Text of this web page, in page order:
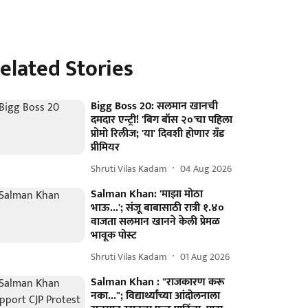
Stories
Bigg Boss 20: सलमान खानची
दमदार एन्ट्री! 'बिग बॉस २०'चा पहिला
प्रोमो रिलीज; 'या' दिवशी होणार ग्रँड
प्रीमियर
Shruti Vilas Kadam 04 Aug 2026
Salman Khan: 'माझा मोठा
भाऊ...'; संजू बाबासाठी रात्री १.४०
वाजता सलमान खानने केली प्रेमळ
भावूक पोस्ट
Shruti Vilas Kadam 01 Aug 2026
Salman Khan : "राजकारण करू
नका..."; विद्यार्थ्यांच्या आंदोलनाला